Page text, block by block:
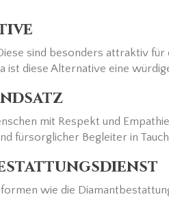
sind besonders attraktiv für
diese Alternative eine
mit Respekt und
fürsorglicher Begleiter in
wie die